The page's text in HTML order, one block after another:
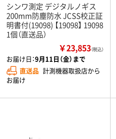
シンワ測定 デジタルノギス
200mm防塵防水 JCSS校正証
明書付(19098) 【19098】 19098
1個（直送品）
￥23,853（税込）
お届け日：9月11日（金）まで
直送品 計測機器取扱店から
お届け